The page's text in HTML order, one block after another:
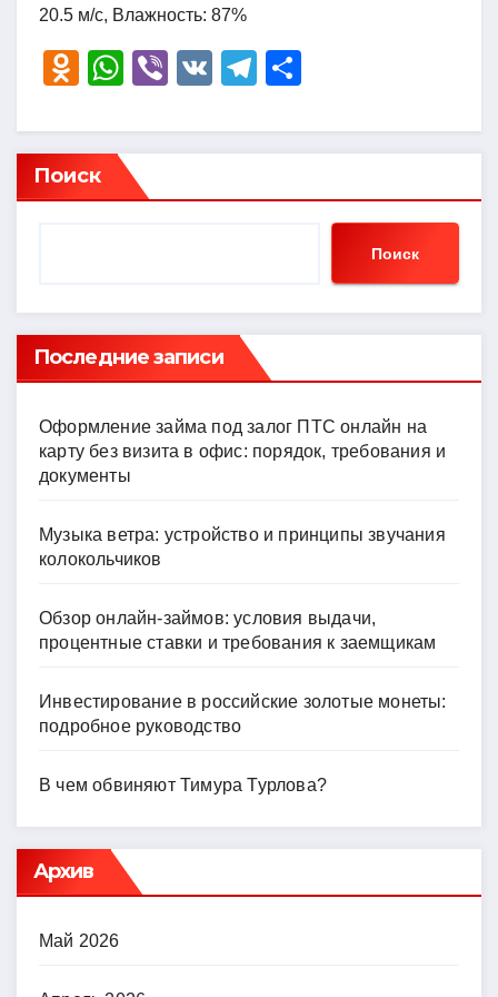
20.5 м/с, Влажность: 87%
O
n
o
kl
ni
ki
W
at
s
A
Vi
er
V
T
e
a
р
в
ть
Поиск
Поиск
Последние записи
Оформление займа под залог ПТС онлайн на
карту без визита в офис: порядок, требования и
документы
Музыка ветра: устройство и принципы звучания
колокольчиков
Обзор онлайн-займов: условия выдачи,
процентные ставки и требования к заемщикам
Инвестирование в российские золотые монеты:
подробное руководство
В чем обвиняют Тимура Турлова?
Архив
Май 2026